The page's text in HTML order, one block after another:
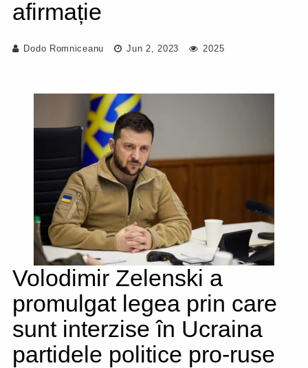
afirmație
Dodo Romniceanu Jun 2, 2023 2025
Volodimir Zelenski a
promulgat legea prin care
sunt interzise în Ucraina
partidele politice pro-ruse